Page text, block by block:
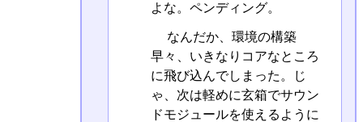
よな。ペンディング。
なんだか、環境の構築
早々、いきなりコアなところ
に飛び込んでしまった。じ
ゃ、次は軽めに玄箱でサウン
ドモジュールを使えるように